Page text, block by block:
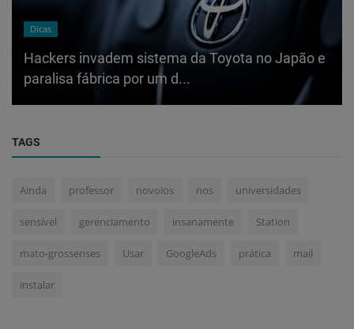
Dicas
Hackers invadem sistema da Toyota no Japão e
paralisa fábrica por um d...
TAGS
Ainda professor novoios nos universidades
sensível gerenciamento insanamente Station
mato-grossenses Usar GoogleAds prática mail
instalar